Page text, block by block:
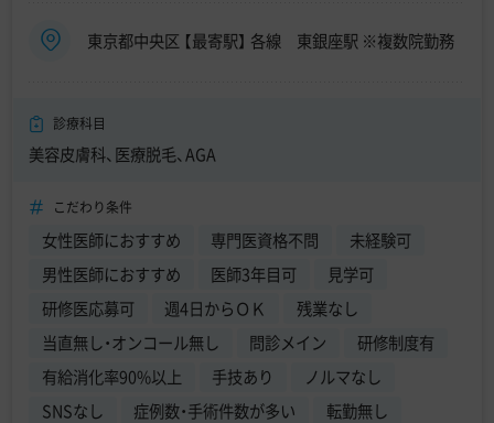
東京都中央区 【最寄駅】 各線 東銀座駅 ※複数院勤務
診療科目
美容皮膚科、医療脱毛、AGA
こだわり条件
女性医師におすすめ 専門医資格不問
未経験可
男性医師におすすめ
医師3年目可
見学可
研修医応募可
週4日からＯＫ
残業なし
当直無し・オンコール無し
問診メイン
研修制度有
有給消化率90%以上
手技あり
ノルマなし
SNSなし
症例数・手術件数が多い
転勤無し